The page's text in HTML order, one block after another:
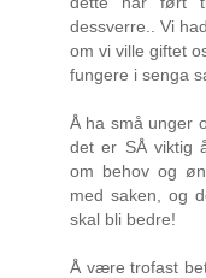
dessverre.. Vi
om vi ville giftet
fungere i senga
Å ha små unger
det er SÅ viktig
om behov og
med saken, og
skal bli bedre!
Å være trofast